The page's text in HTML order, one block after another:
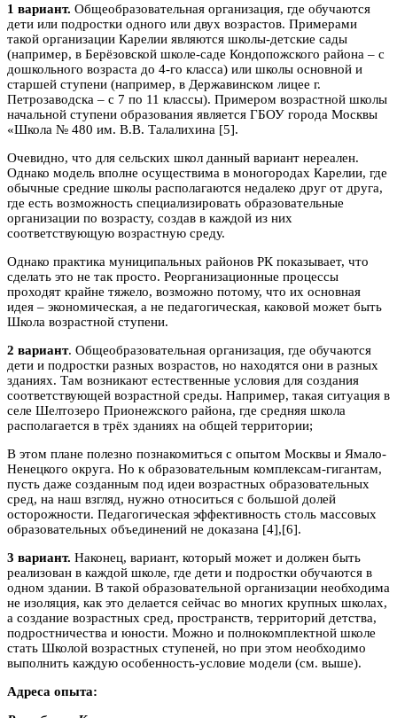
1 вариант. Общеобразовательная организация, где обучаются
дети или подростки одного или двух возрастов. Примерами
такой организации Карелии являются школы-детские сады
(например, в Берёзовской школе-саде Кондопожского района – с
дошкольного возраста до 4-го класса) или школы основной и
старшей ступени (например, в Державинском лицее г.
Петрозаводска – с 7 по 11 классы). Примером возрастной школы
начальной ступени образования является ГБОУ города Москвы
«Школа № 480 им. В.В. Талалихина [5].
Очевидно, что для сельских школ данный вариант нереален.
Однако модель вполне осуществима в моногородах Карелии, где
обычные средние школы располагаются недалеко друг от друга,
где есть возможность специализировать образовательные
организации по возрасту, создав в каждой из них
соответствующую возрастную среду.
Однако практика муниципальных районов РК показывает, что
сделать это не так просто. Реорганизационные процессы
проходят крайне тяжело, возможно потому, что их основная
идея – экономическая, а не педагогическая, каковой может быть
Школа возрастной ступени.
2 вариант. Общеобразовательная организация, где обучаются
дети и подростки разных возрастов, но находятся они в разных
зданиях. Там возникают естественные условия для создания
соответствующей возрастной среды. Например, такая ситуация в
селе Шелтозеро Прионежского района, где средняя школа
располагается в трёх зданиях на общей территории;
В этом плане полезно познакомиться с опытом Москвы и Ямало-
Ненецкого округа. Но к образовательным комплексам-гигантам,
пусть даже созданным под идеи возрастных образовательных
сред, на наш взгляд, нужно относиться с большой долей
осторожности. Педагогическая эффективность столь массовых
образовательных объединений не доказана [4],[6].
3 вариант. Наконец, вариант, который может и должен быть
реализован в каждой школе, где дети и подростки обучаются в
одном здании. В такой образовательной организации необходима
не изоляция, как это делается сейчас во многих крупных школах,
а создание возрастных сред, пространств, территорий детства,
подростничества и юности. Можно и полнокомплектной школе
стать Школой возрастных ступеней, но при этом необходимо
выполнить каждую особенность-условие модели (см. выше).
Адреса опыта: